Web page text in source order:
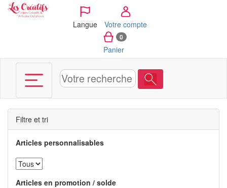
Langue Votre compte
0
Panier
Filtre et tri
Articles personnalisables
Articles en promotion / solde
Panneau de gestion des cookies